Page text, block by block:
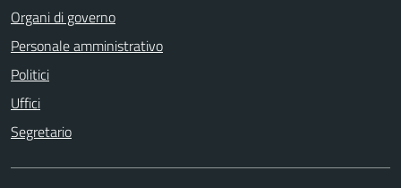
Organi di governo
Personale amministrativo
Politici
Uffici
Segretario